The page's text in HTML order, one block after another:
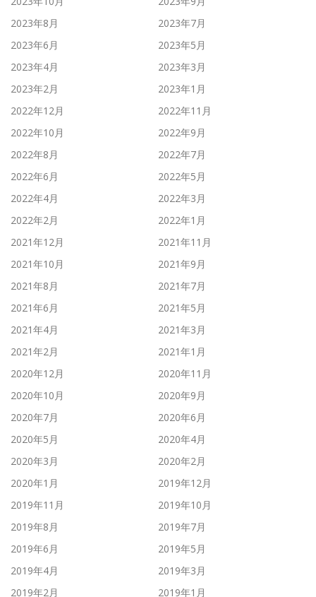
2023年8月
2023年7月
2023年6月
2023年5月
2023年4月
2023年3月
2023年2月
2023年1月
2022年12月
2022年11月
2022年10月
2022年9月
2022年8月
2022年7月
2022年6月
2022年5月
2022年4月
2022年3月
2022年2月
2022年1月
2021年12月
2021年11月
2021年10月
2021年9月
2021年8月
2021年7月
2021年6月
2021年5月
2021年4月
2021年3月
2021年2月
2021年1月
2020年12月
2020年11月
2020年10月
2020年9月
2020年7月
2020年6月
2020年5月
2020年4月
2020年3月
2020年2月
2020年1月
2019年12月
2019年11月
2019年10月
2019年8月
2019年7月
2019年6月
2019年5月
2019年4月
2019年3月
2019年2月
2019年1月